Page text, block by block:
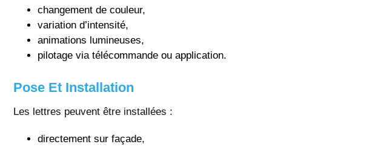
changement de couleur,
variation d’intensité,
animations lumineuses,
pilotage via télécommande ou application.
Pose Et Installation
Les lettres peuvent être installées :
directement sur façade,